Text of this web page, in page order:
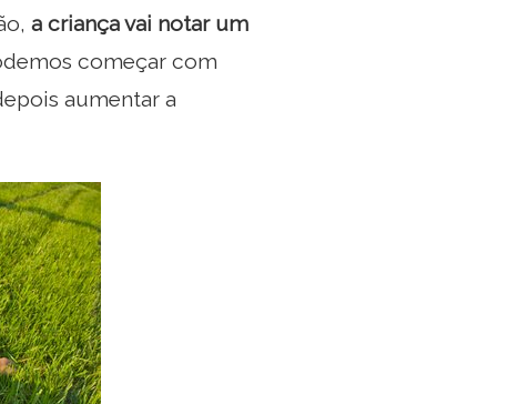
a criança vai notar um
começar com
aumentar a